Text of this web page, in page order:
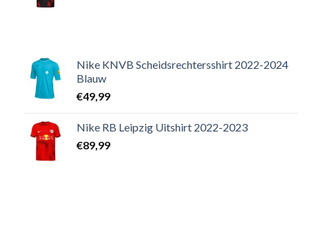
Nike KNVB Scheidsrechtersshirt 2022-2024
Blauw
€49,99
Nike RB Leipzig Uitshirt 2022-2023
€89,99